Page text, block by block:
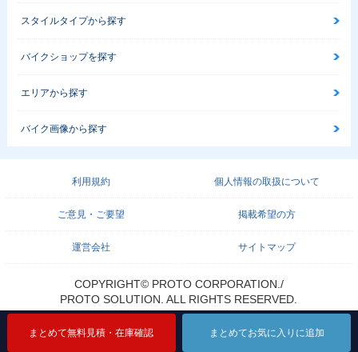
まとめて無料見積・在庫確認 まとめてお気に入りに追加
まとめて無料見積・在庫確認 まとめてお気に入りに追加
スタイルタイプから探す
バイクショップを探す
エリアから探す
バイク画像から探す
利用規約 個人情報の取扱について
ご意見・ご要望 掲載希望の方
運営会社 サイトマップ
COPYRIGHT© PROTO CORPORATION./
PROTO SOLUTION. ALL RIGHTS RESERVED.